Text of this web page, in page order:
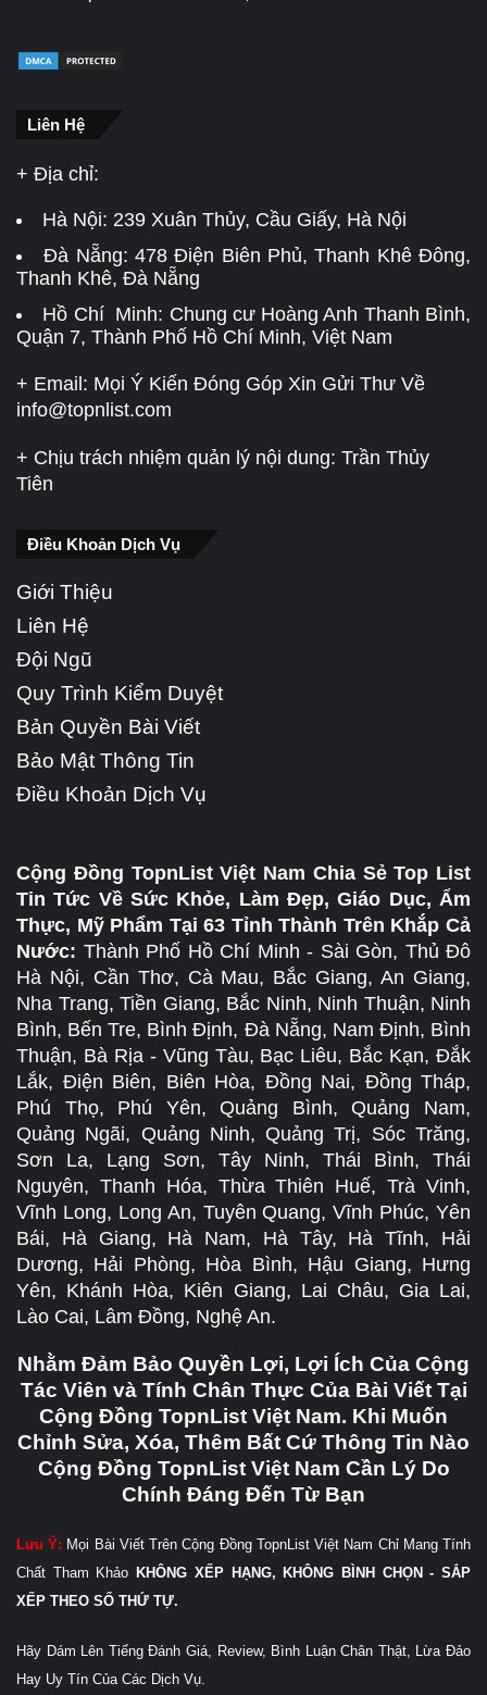
Liên Hệ
+ Địa chỉ:
Hà Nội: 239 Xuân Thủy, Cầu Giấy, Hà Nội
Đà Nẵng:478 Điện Biên Phủ, Thanh Khê Đông,
Thanh Khê, Đà Nẵng
Hồ Chí Minh: Chung cư Hoàng Anh Thanh Bình,
Quận 7, Thành Phố Hồ Chí Minh, Việt Nam
+ Email: Mọi Ý Kiến Đóng Góp Xin Gửi Thư Về
info@topnlist.com
+ Chịu trách nhiệm quản lý nội dung: Trần Thủy
Tiên
Điều Khoản Dịch Vụ
Giới Thiệu
Liên Hệ
Đội Ngũ
Quy Trình Kiểm Duyệt
Bản Quyền Bài Viết
Bảo Mật Thông Tin
Điều Khoản Dịch Vụ
Cộng Đồng TopnList Việt Nam Chia Sẻ Top List
Tin Tức Về Sức Khỏe, Làm Đẹp, Giáo Dục, Ẩm
Thực, Mỹ Phẩm Tại 63 Tỉnh Thành Trên Khắp Cả
Nước: Thành Phố Hồ Chí Minh - Sài Gòn, Thủ Đô
Hà Nội, Cần Thơ, Cà Mau, Bắc Giang, An Giang,
Nha Trang, Tiền Giang, Bắc Ninh, Ninh Thuận, Ninh
Bình, Bến Tre, Bình Định, Đà Nẵng, Nam Định, Bình
Thuận, Bà Rịa - Vũng Tàu, Bạc Liêu, Bắc Kạn, Đắk
Lắk, Điện Biên, Biên Hòa, Đồng Nai, Đồng Tháp,
Phú Thọ, Phú Yên, Quảng Bình, Quảng Nam,
Quảng Ngãi, Quảng Ninh, Quảng Trị, Sóc Trăng,
Sơn La, Lạng Sơn, Tây Ninh, Thái Bình, Thái
Nguyên, Thanh Hóa, Thừa Thiên Huế, Trà Vinh,
Vĩnh Long, Long An, Tuyên Quang, Vĩnh Phúc, Yên
Bái, Hà Giang, Hà Nam, Hà Tây, Hà Tĩnh, Hải
Dương, Hải Phòng, Hòa Bình, Hậu Giang, Hưng
Yên, Khánh Hòa, Kiên Giang, Lai Châu, Gia Lai,
Lào Cai, Lâm Đồng, Nghệ An.
Nhằm Đảm Bảo Quyền Lợi, Lợi Ích Của Cộng
Tác Viên và Tính Chân Thực Của Bài Viết Tại
Cộng Đồng TopnList Việt Nam. Khi Muốn
Chỉnh Sửa, Xóa, Thêm Bất Cứ Thông Tin Nào
Cộng Đồng TopnList Việt Nam Cần Lý Do
Chính Đáng Đến Từ Bạn
Lưu Ý: Mọi Bài Viết Trên Cộng Đồng TopnList Việt Nam Chỉ Mang Tính
Chất Tham Khảo KHÔNG XẾP HẠNG, KHÔNG BÌNH CHỌN - SẮP
XẾP THEO SỐ THỨ TỰ.
Hãy Dám Lên Tiếng Đánh Giá, Review, Bình Luận Chân Thật, Lừa Đảo
Hay Uy Tín Của Các Dịch Vụ.